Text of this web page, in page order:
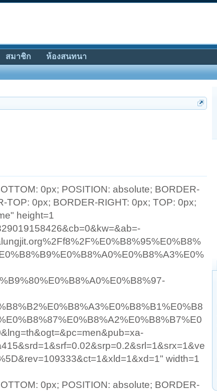
0px; POSITION: absolute; BORDER-
TOP: 0px; BORDER-RIGHT: 0px; TOP: 0px;
height=1
width=1
0px; POSITION: absolute; BORDER-
สมาชิก ห้องสนทนา